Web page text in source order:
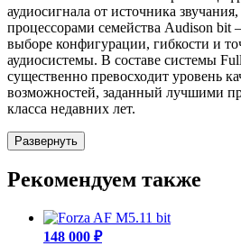
аудиосигнала от источника
процессорами семейства Audison bit
выборе конфигурации, гибкости и
аудиосистемы. В составе системы
существенно превосходит уровень
возможностей, заданный лучшими
класса недавних лет.
Развернуть
Рекомендуем также
148 000 ₽